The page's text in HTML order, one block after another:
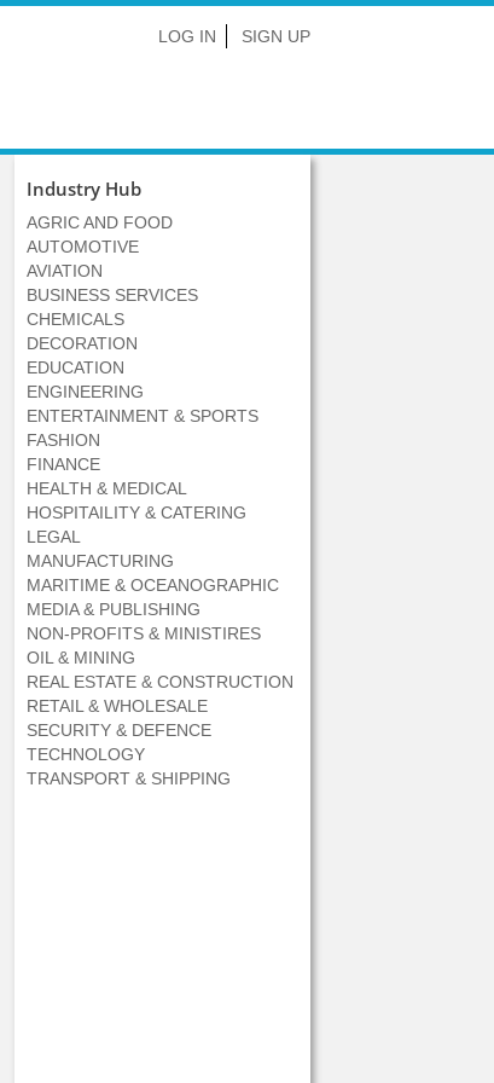
LOG IN SIGN UP
Industry Hub
AGRIC AND FOOD
AUTOMOTIVE
AVIATION
BUSINESS SERVICES
CHEMICALS
DECORATION
EDUCATION
ENGINEERING
ENTERTAINMENT & SPORTS
FASHION
FINANCE
HEALTH & MEDICAL
HOSPITAILITY & CATERING
LEGAL
MANUFACTURING
MARITIME & OCEANOGRAPHIC
MEDIA & PUBLISHING
NON-PROFITS & MINISTIRES
OIL & MINING
REAL ESTATE & CONSTRUCTION
RETAIL & WHOLESALE
SECURITY & DEFENCE
TECHNOLOGY
TRANSPORT & SHIPPING